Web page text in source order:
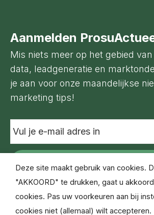
Aanmelden
Mis niets meer op het gebied
data, leadgeneratie en
je aan voor onze maandelijkse
marketing tips!
Vul
je
e-
mail
adres
in
© Copyright Prosu Databased Marketing
Deze site maakt gebruik van cookies.
"AKKOORD" te drukken, gaat u
cookies. Pas uw voorkeuren aan bij
cookies niet (allemaal) wilt accepteren.